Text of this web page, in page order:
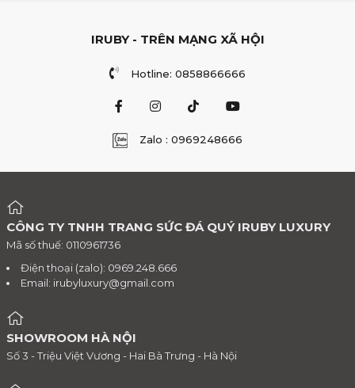
IRUBY - TRÊN MẠNG XÃ HỘI
Hotline: 0858866666
Zalo : 0969248666
CÔNG TY TNHH TRANG SỨC ĐÁ QUÝ IRUBY LUXURY
Mã số thuế: 0110961736
Điện thoại (zalo): 0969.248.666
Email: irubyluxury@gmail.com
SHOWROOM HÀ NỘI
Số 3 - Triệu Việt Vương - Hai Bà Trưng - Hà Nội